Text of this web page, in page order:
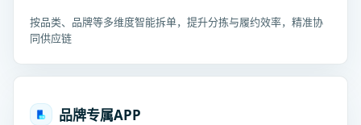
按品类、品牌等多维度智能拆单，提升分拣与履约效率，精准协
同供应链
品牌专属APP